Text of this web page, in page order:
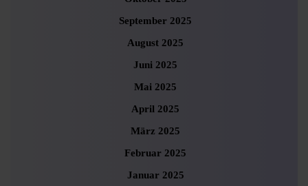
September 2025
August 2025
Juni 2025
Mai 2025
April 2025
März 2025
Februar 2025
Januar 2025